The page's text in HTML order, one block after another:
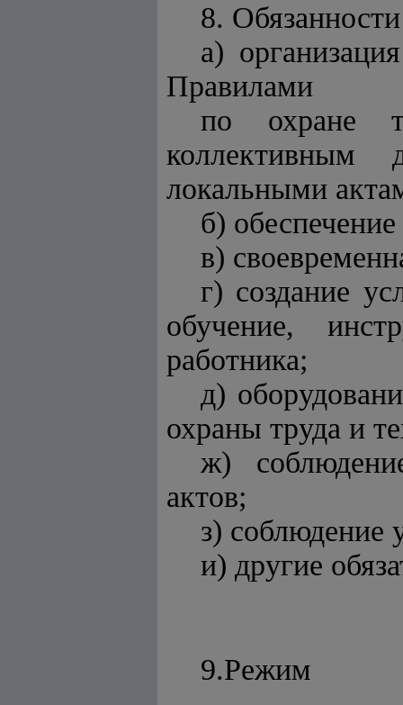
8.
а)
Правилами
по охране
локальными
б)
в)
г) создание
обучение,
работника;
д)
охраны труда и
ж)
актов;
з) соблюдение
и) другие